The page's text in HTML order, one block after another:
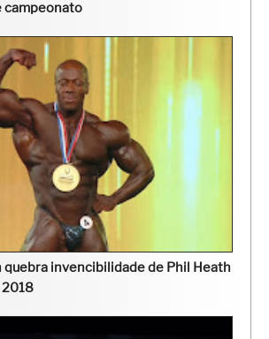
campeonato
quebra invencibilidade de Phil Heath
2018